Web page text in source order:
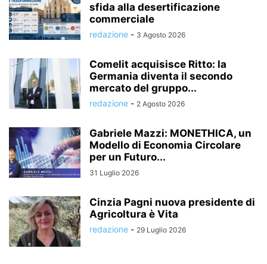
sfida alla desertificazione
commerciale
redazione - 3 Agosto 2026
Comelit acquisisce Ritto: la
Germania diventa il secondo
mercato del gruppo...
redazione - 2 Agosto 2026
Gabriele Mazzi: MONETHICA, un
Modello di Economia Circolare
per un Futuro...
31 Luglio 2026
Cinzia Pagni nuova presidente di
Agricoltura è Vita
redazione - 29 Luglio 2026